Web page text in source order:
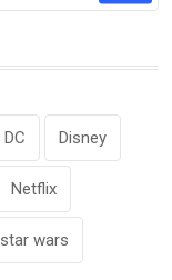
DC Disney
Netflix
star wars